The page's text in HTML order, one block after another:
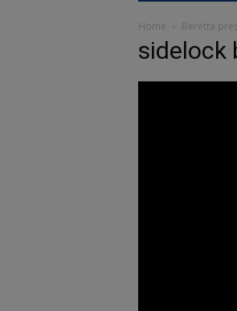
Home Beretta
sidelock